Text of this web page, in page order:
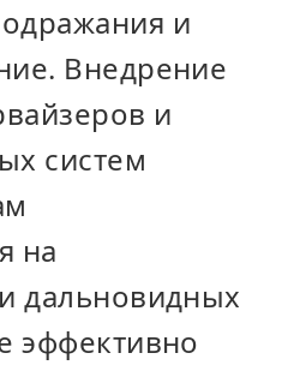
и
Внедрение
и
систем
на
дальновидных
эффективно